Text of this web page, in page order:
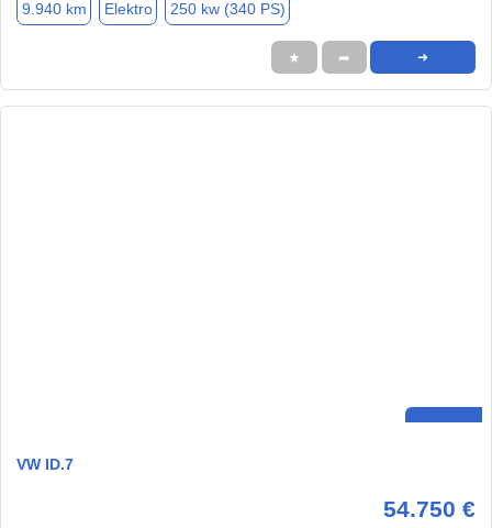
9.940 km Elektro 250 kw (340 PS)
★ ➦ ➜
VW ID.7
54.750 €